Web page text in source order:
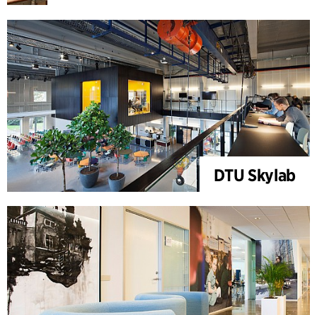
DTU Skylab